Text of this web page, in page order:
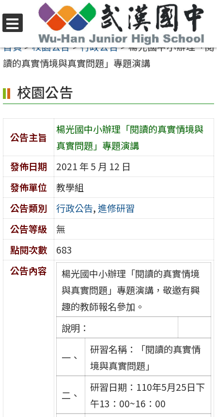
至
要
容
區
選
單
首頁>校園公告>行政公告>楊光國中小辦理「閱
讀的真實情境與真實問題」專題演講
校園公告
公告主旨
楊光國中小辦理「閱讀的真實情境與
真實問題」專題演講
發佈日期
2021 年 5 月 12 日
發佈單位
教學組
公告類別
行政公告,進修研習
公告等級
無
點閱次數
683
公告內容
楊光國中小辦理「閱讀的真實情境
與真實問題」專題演講，敬邀有興
趣的教師報名參加。
說明：
一、
研習名稱：「閱讀的真實情
境與真實問題」
二、
研習日期：110年5月25日下
午13：00~16：00